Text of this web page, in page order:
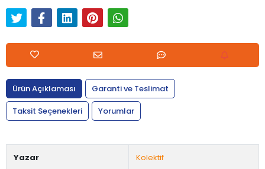
Ürün Açıklaması
Garanti ve Teslimat
Taksit Seçenekleri
Yorumlar
Yazar Kolektif